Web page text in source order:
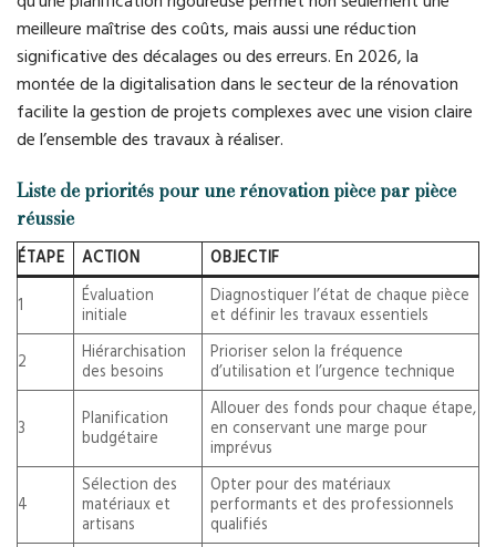
meilleure maîtrise des coûts, mais aussi une réduction
significative des décalages ou des erreurs. En 2026, la
montée de la digitalisation dans le secteur de la rénovation
facilite la gestion de projets complexes avec une vision claire
de l’ensemble des travaux à réaliser.
Liste de priorités pour une rénovation pièce par pièce
réussie
ÉTAPE ACTION OBJECTIF
1
Évaluation
initiale
Diagnostiquer l’état de chaque pièce
et définir les travaux essentiels
2
Hiérarchisation
des besoins
Prioriser selon la fréquence
d’utilisation et l’urgence technique
3
Planification
budgétaire
Allouer des fonds pour chaque étape,
en conservant une marge pour
imprévus
4
Sélection des
matériaux et
artisans
Opter pour des matériaux
performants et des professionnels
qualifiés